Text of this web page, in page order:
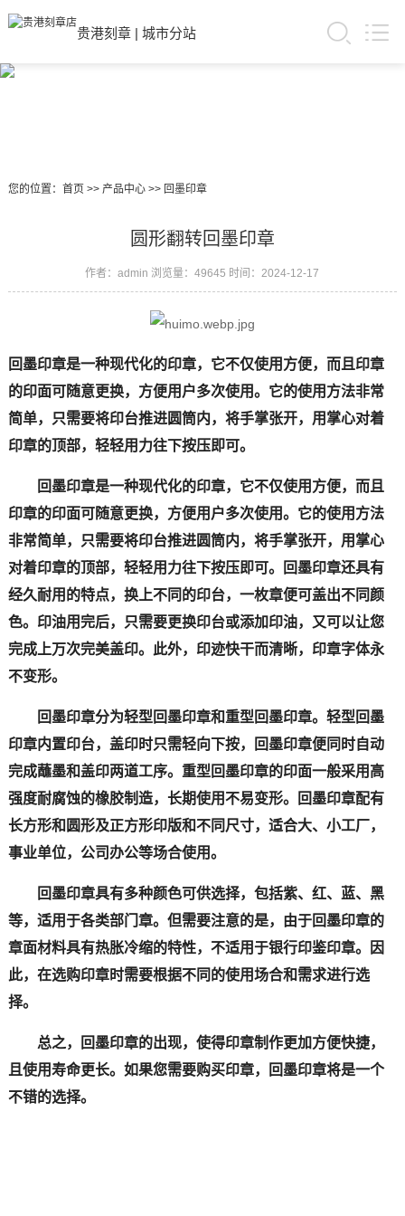
贵港刻章| 城市分站
您的位置： 首页 >> 产品中心>> 回墨印章
圆形翻转回墨印章
作者：admin 浏览量：49645 时间：2024-12-17
回墨印章是一种现代化的印章，它不仅使用方便，而且印章
的印面可随意更换，方便用户多次使用。它的使用方法非常
简单，只需要将印台推进圆筒内，将手掌张开，用掌心对着
印章的顶部，轻轻用力往下按压即可。
回墨印章是一种现代化的印章，它不仅使用方便，而且
印章的印面可随意更换，方便用户多次使用。它的使用方法
非常简单，只需要将印台推进圆筒内，将手掌张开，用掌心
对着印章的顶部，轻轻用力往下按压即可。回墨印章还具有
经久耐用的特点，换上不同的印台，一枚章便可盖出不同颜
色。印油用完后，只需要更换印台或添加印油，又可以让您
完成上万次完美盖印。此外，印迹快干而清晰，印章字体永
不变形。
回墨印章分为轻型回墨印章和重型回墨印章。轻型回墨
印章内置印台，盖印时只需轻向下按，回墨印章便同时自动
完成蘸墨和盖印两道工序。重型回墨印章的印面一般采用高
强度耐腐蚀的橡胶制造，长期使用不易变形。回墨印章配有
长方形和圆形及正方形印版和不同尺寸，适合大、小工厂，
事业单位，公司办公等场合使用。
回墨印章具有多种颜色可供选择，包括紫、红、蓝、黑
等，适用于各类部门章。但需要注意的是，由于回墨印章的
章面材料具有热胀冷缩的特性，不适用于银行印鉴印章。因
此，在选购印章时需要根据不同的使用场合和需求进行选
择。
总之，回墨印章的出现，使得印章制作更加方便快捷，
且使用寿命更长。如果您需要购买印章，回墨印章将是一个
不错的选择。